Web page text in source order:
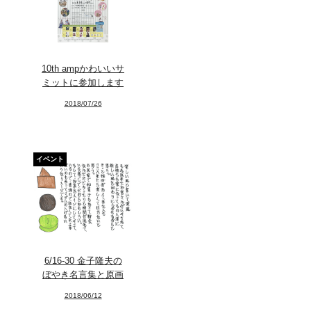
Exhibitions
10th ampかわいいサ
ミットに参加します
2018/07/26
イベント
6/16-30 金子隆夫の
ぼやき名言集と原画
2018/06/12